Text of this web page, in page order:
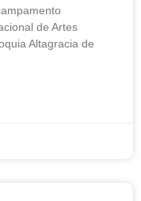
de Artes
Altagracia de